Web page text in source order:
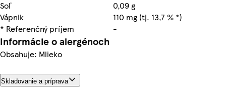
Soľ
0,09 g
Vápnik
110 mg (tj. 13,7 % *)
* Referenčný príjem
-
Informácie o alergénoch
Obsahuje: Mlieko
Skladovanie a príprava